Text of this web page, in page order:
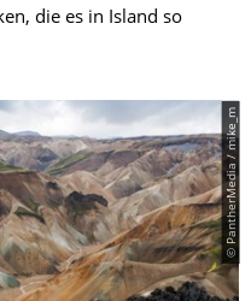
die es in Island so
© PantherMedia / mike_m